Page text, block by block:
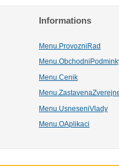
Informations
Menu.ProvozniRad
Menu.Cenik
Menu.UsneseniVlady
Menu.OAplikaci